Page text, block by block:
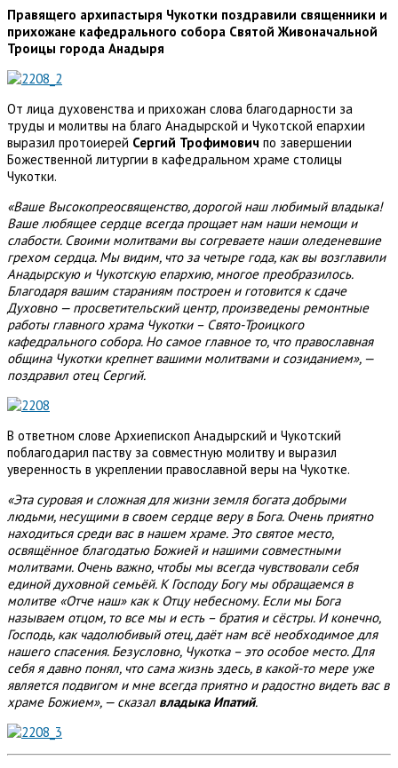
Правящего архипастыря Чукотки поздравили священники и
прихожане кафедрального собора Святой Живоначальной
Троицы города Анадыря
От лица духовенства и прихожан слова благодарности за
труды и молитвы на благо Анадырской и Чукотской епархии
выразил протоиерей Сергий Трофимович по завершении
Божественной литургии в кафедральном храме столицы
Чукотки.
«Ваше Высокопреосвященство, дорогой наш любимый владыка!
Ваше любящее сердце всегда прощает нам наши немощи и
слабости. Своими молитвами вы согреваете наши оледеневшие
грехом сердца. Мы видим, что за четыре года, как вы возглавили
Анадырскую и Чукотскую епархию, многое преобразилось.
Благодаря вашим стараниям построен и готовится к сдаче
Духовно — просветительский центр, произведены ремонтные
работы главного храма Чукотки – Свято-Троицкого
кафедрального собора. Но самое главное то, что православная
община Чукотки крепнет вашими молитвами и созиданием», —
поздравил отец Сергий.
В ответном слове Архиепископ Анадырский и Чукотский
поблагодарил паству за совместную молитву и выразил
уверенность в укреплении православной веры на Чукотке.
«Эта суровая и сложная для жизни земля богата добрыми
людьми, несущими в своем сердце веру в Бога. Очень приятно
находиться среди вас в нашем храме. Это святое место,
освящённое благодатью Божией и нашими совместными
молитвами. Очень важно, чтобы мы всегда чувствовали себя
единой духовной семьёй. К Господу Богу мы обращаемся в
молитве «Отче наш» как к Отцу небесному. Если мы Бога
называем отцом, то все мы и есть – братия и сёстры. И конечно,
Господь, как чадолюбивый отец, даёт нам всё необходимое для
нашего спасения. Безусловно, Чукотка – это особое место. Для
себя я давно понял, что сама жизнь здесь, в какой-то мере уже
является подвигом и мне всегда приятно и радостно видеть вас в
храме Божием», — сказал владыка Ипатий.